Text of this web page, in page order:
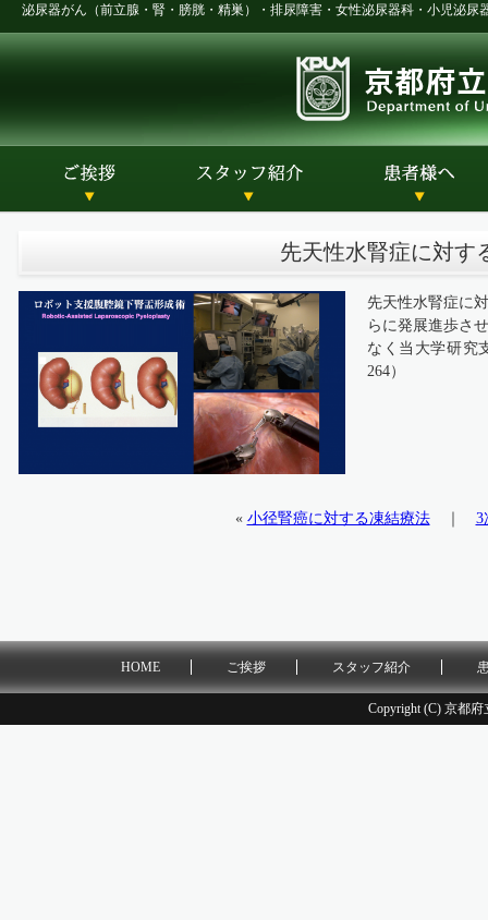
泌尿器がん（前立腺・腎・膀胱・精巣）・排尿障害・女性泌尿器科・小児泌
先天性水腎症に対す
先天性水腎症に
らに発展進歩さ
なく当大学研究
264）
« 小径腎癌に対する凍結療法｜ 3
HOME ご挨拶 スタッフ紹介
Copyright (C) 京都